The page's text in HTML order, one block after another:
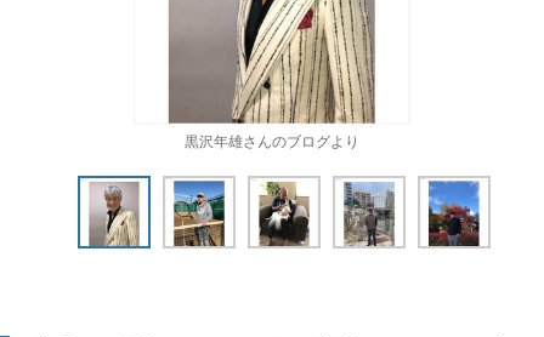
黒沢年雄さんのブログより